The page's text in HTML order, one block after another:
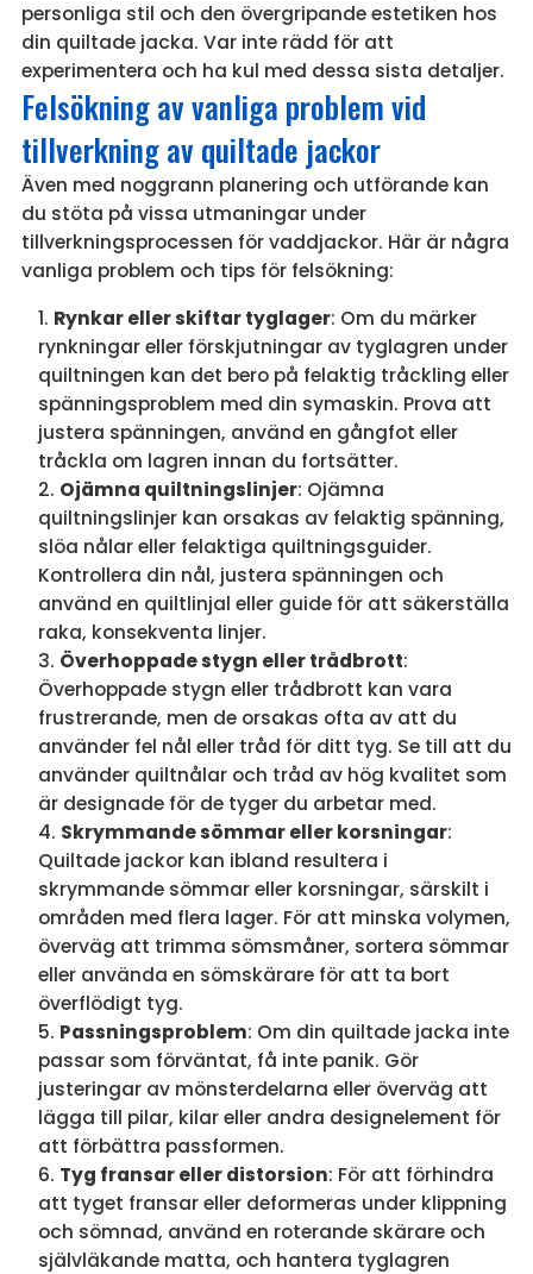
personliga stil och den övergripande estetiken hos
din quiltade jacka. Var inte rädd för att
experimentera och ha kul med dessa sista detaljer.
Felsökning av vanliga problem vid
tillverkning av quiltade jackor
Även med noggrann planering och utförande kan
du stöta på vissa utmaningar under
tillverkningsprocessen för vaddjackor. Här är några
vanliga problem och tips för felsökning:
Rynkar eller skiftar tyglager: Om du märker
rynkningar eller förskjutningar av tyglagren under
quiltningen kan det bero på felaktig tråckling eller
spänningsproblem med din symaskin. Prova att
justera spänningen, använd en gångfot eller
tråckla om lagren innan du fortsätter.
Ojämna quiltningslinjer: Ojämna
quiltningslinjer kan orsakas av felaktig spänning,
slöa nålar eller felaktiga quiltningsguider.
Kontrollera din nål, justera spänningen och
använd en quiltlinjal eller guide för att säkerställa
raka, konsekventa linjer.
Överhoppade stygn eller trådbrott:
Överhoppade stygn eller trådbrott kan vara
frustrerande, men de orsakas ofta av att du
använder fel nål eller tråd för ditt tyg. Se till att du
använder quiltnålar och tråd av hög kvalitet som
är designade för de tyger du arbetar med.
Skrymmande sömmar eller korsningar:
Quiltade jackor kan ibland resultera i
skrymmande sömmar eller korsningar, särskilt i
områden med flera lager. För att minska volymen,
överväg att trimma sömsmåner, sortera sömmar
eller använda en sömskärare för att ta bort
överflödigt tyg.
Passningsproblem: Om din quiltade jacka inte
passar som förväntat, få inte panik. Gör
justeringar av mönsterdelarna eller överväg att
lägga till pilar, kilar eller andra designelement för
att förbättra passformen.
Tyg fransar eller distorsion: För att förhindra
att tyget fransar eller deformeras under klippning
och sömnad, använd en roterande skärare och
självläkande matta, och hantera tyglagren